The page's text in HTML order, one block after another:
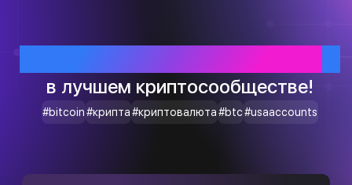
в лучшем криптосообществе!
#bitcoin#крипта#криптовалюта#btc#usaaccounts